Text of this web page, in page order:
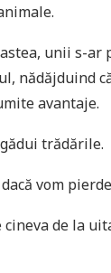
unii s-ar
nădăjduind
avantaje.
trădările.
vom
de la